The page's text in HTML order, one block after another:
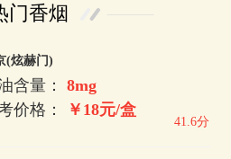
门香烟
(炫赫门)
含量：8mg
价格：
￥18元/盒
41.6分